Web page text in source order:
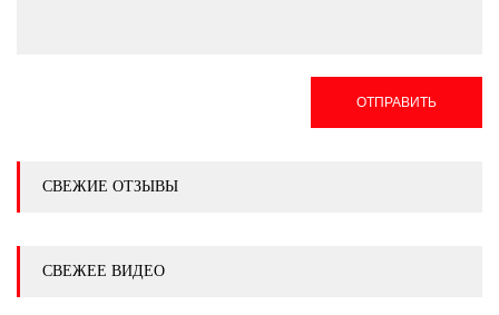
ОТПРАВИТЬ
СВЕЖИЕ ОТЗЫВЫ
СВЕЖЕЕ ВИДЕО